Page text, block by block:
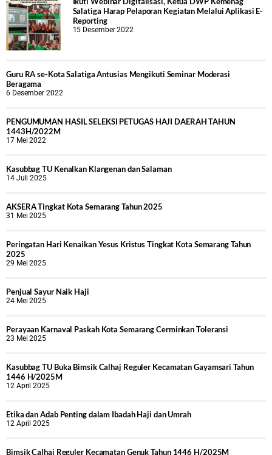
Salatiga Harap Pelaporan Kegiatan Melalui Aplikasi E-
Reporting
15 Desember 2022
Guru RA se-Kota Salatiga Antusias Mengikuti Seminar Moderasi
Beragama
6 Desember 2022
PENGUMUMAN HASIL SELEKSI PETUGAS HAJI DAERAH TAHUN
1443H/2022M
17 Mei 2022
Kasubbag TU Kenalkan Klangenan dan Salaman
14 Juli 2025
AKSERA Tingkat Kota Semarang Tahun 2025
31 Mei 2025
Peringatan Hari Kenaikan Yesus Kristus Tingkat Kota Semarang Tahun
2025
29 Mei 2025
Penjual Sayur Naik Haji
24 Mei 2025
Perayaan Karnaval Paskah Kota Semarang Cerminkan Toleransi
23 Mei 2025
Kasubbag TU Buka Bimsik Calhaj Reguler Kecamatan Gayamsari Tahun
1446 H/2025M
12 April 2025
Etika dan Adab Penting dalam Ibadah Haji dan Umrah
12 April 2025
Bimsik Calhaj Reguler Kecamatan Genuk Tahun 1446 H/2025M